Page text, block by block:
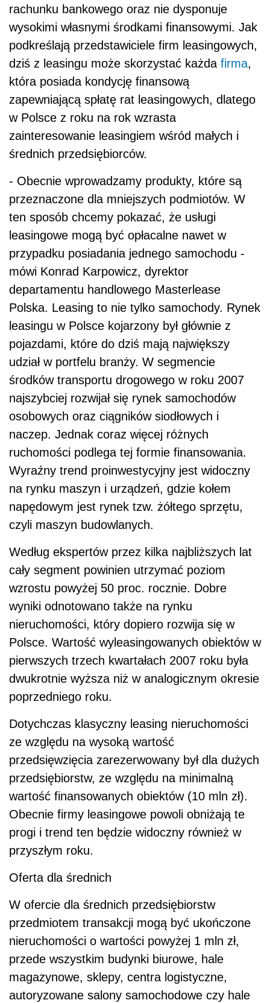
rachunku bankowego oraz nie dysponuje
wysokimi własnymi środkami finansowymi. Jak
podkreślają przedstawiciele firm leasingowych,
dziś z leasingu może skorzystać każda firma,
która posiada kondycję finansową
zapewniającą spłatę rat leasingowych, dlatego
w Polsce z roku na rok wzrasta
zainteresowanie leasingiem wśród małych i
średnich przedsiębiorców.
- Obecnie wprowadzamy produkty, które są
przeznaczone dla mniejszych podmiotów. W
ten sposób chcemy pokazać, że usługi
leasingowe mogą być opłacalne nawet w
przypadku posiadania jednego samochodu -
mówi Konrad Karpowicz, dyrektor
departamentu handlowego Masterlease
Polska. Leasing to nie tylko samochody. Rynek
leasingu w Polsce kojarzony był głównie z
pojazdami, które do dziś mają największy
udział w portfelu branży. W segmencie
środków transportu drogowego w roku 2007
najszybciej rozwijał się rynek samochodów
osobowych oraz ciągników siodłowych i
naczep. Jednak coraz więcej różnych
ruchomości podlega tej formie finansowania.
Wyraźny trend proinwestycyjny jest widoczny
na rynku maszyn i urządzeń, gdzie kołem
napędowym jest rynek tzw. żółtego sprzętu,
czyli maszyn budowlanych.
Według ekspertów przez kilka najbliższych lat
cały segment powinien utrzymać poziom
wzrostu powyżej 50 proc. rocznie. Dobre
wyniki odnotowano także na rynku
nieruchomości, który dopiero rozwija się w
Polsce. Wartość wyleasingowanych obiektów w
pierwszych trzech kwartałach 2007 roku była
dwukrotnie wyższa niż w analogicznym okresie
poprzedniego roku.
Dotychczas klasyczny leasing nieruchomości
ze względu na wysoką wartość
przedsięwzięcia zarezerwowany był dla dużych
przedsiębiorstw, ze względu na minimalną
wartość finansowanych obiektów (10 mln zł).
Obecnie firmy leasingowe powoli obniżają te
progi i trend ten będzie widoczny również w
przyszłym roku.
Oferta dla średnich
W ofercie dla średnich przedsiębiorstw
przedmiotem transakcji mogą być ukończone
nieruchomości o wartości powyżej 1 mln zł,
przede wszystkim budynki biurowe, hale
magazynowe, sklepy, centra logistyczne,
autoryzowane salony samochodowe czy hale